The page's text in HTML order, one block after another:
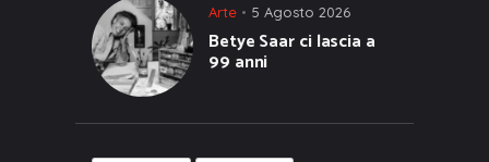
Arte 5 Agosto 2026
Betye Saar ci lascia a
99 anni